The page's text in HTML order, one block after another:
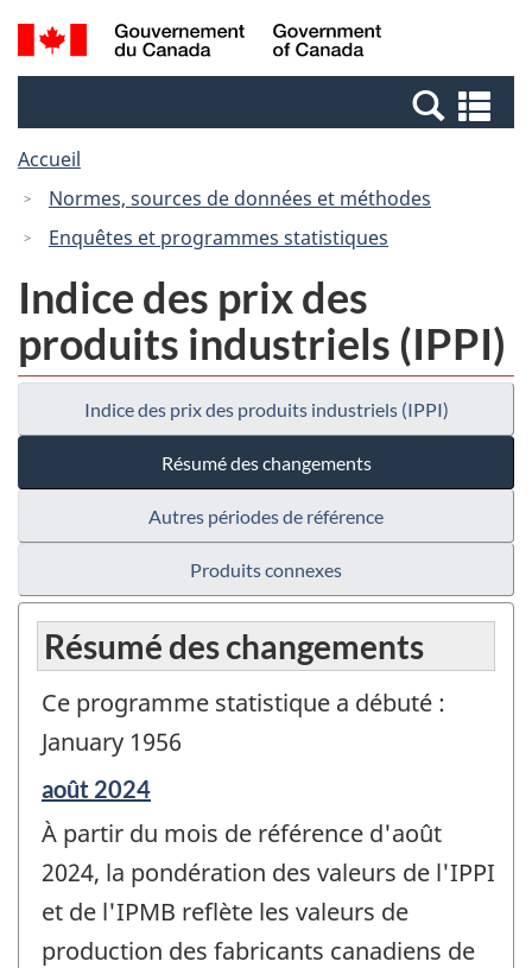
Passer
au
Passer
à
Canada
Recherche
et
et
Accueil
Normes, sources de données et méthodes
Enquêtes et programmes statistiques
Indice des prix des
produits industriels (IPPI)
Indice des prix des produits industriels (IPPI)
Résumé des changements
Autres périodes de référence
Produits connexes
Résumé des changements
Ce programme statistique a débuté :
January 1956
Période
de
référence
de
changement
-
août 2024
À partir du mois de référence d'août
2024, la pondération des valeurs de l'IPPI
et de l'IPMB reflète les valeurs de
production des fabricants canadiens de